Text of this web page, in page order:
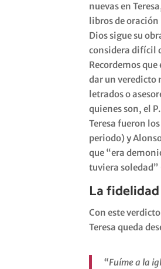
nuevas en
libros de
Dios sigue su
considera difícil
Recordemos
dar un veredicto
letrados o
quienes son, el
Teresa fueron
periodo) y
que “era
tuviera soledad”
La
Con este
Teresa queda
“Fuíme a la